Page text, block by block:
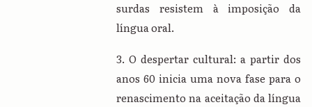
surdas resistem à imposição da
língua oral.
3. O despertar cultural: a partir dos
anos 60 inicia uma nova fase para o
renascimento na aceitação da língua